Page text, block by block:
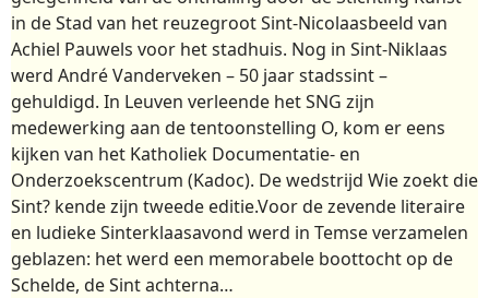
in de Stad van het reuzegroot Sint-Nicolaasbeeld van
Achiel Pauwels voor het stadhuis. Nog in Sint-Niklaas
werd André Vanderveken – 50 jaar stadssint –
gehuldigd. In Leuven verleende het SNG zijn
medewerking aan de tentoonstelling O, kom er eens
kijken van het Katholiek Documentatie- en
Onderzoekscentrum (Kadoc). De wedstrijd Wie zoekt die
Sint? kende zijn tweede editie.Voor de zevende literaire
en ludieke Sinterklaasavond werd in Temse verzamelen
geblazen: het werd een memorabele boottocht op de
Schelde, de Sint achterna…